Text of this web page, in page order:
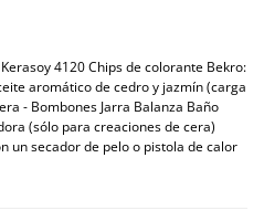
4120 Chips de colorante Bekro:
aromático de cedro y jazmín (carga
- Bombones Jarra Balanza Baño
(sólo para creaciones de cera)
un secador de pelo o pistola de calor